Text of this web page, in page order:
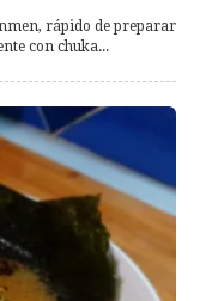
rápido de preparar
con chuka...